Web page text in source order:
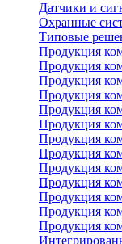
Датчики и
Охранные
Типовые
Продукция
Продукция
Продукция
Продукция
Продукция
Продукция
Продукция
Продукция
Продукция
Продукция
Продукция
Продукция
Продукция